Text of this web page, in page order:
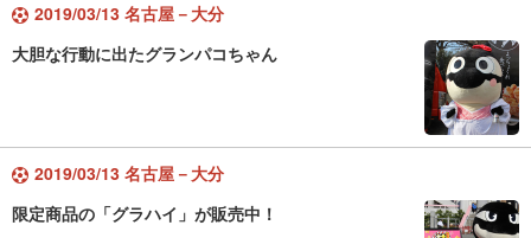
2019/03/13 名古屋－大分
大胆な行動に出たグランパコちゃん
2019/03/13 名古屋－大分
限定商品の「グラハイ」が販売中！